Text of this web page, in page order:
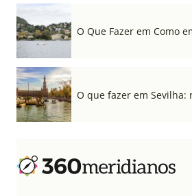
O Que Fazer em Como
O que fazer em